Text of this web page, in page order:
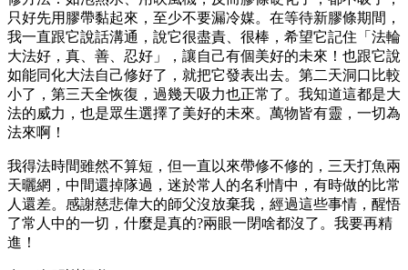
只好先用膠帶黏起來，至少不要漏冷媒。在等待新膠條期間，
我一直跟它說話溝通，說它很盡責、很棒，希望它記住「法輪
大法好，真、善、忍好」，讓自己有個美好的未來！也跟它說
如能同化大法自己修好了，就把它發表出去。第二天洞口比較
小了，第三天全恢復，過幾天吸力也正常了。我知道這都是大
法的威力，也是眾生選擇了美好的未來。萬物皆有靈，一切為
法來啊！
我得法時間雖然不算短，但一直以來帶修不修的，三天打魚兩
天曬網，中間還掉隊過，迷於常人的名利情中，有時做的比常
人還差。感謝慈悲偉大的師父沒放棄我，經過這些事情，醒悟
了常人中的一切，什麼是真的?兩眼一閉啥都沒了。我要再精
進！